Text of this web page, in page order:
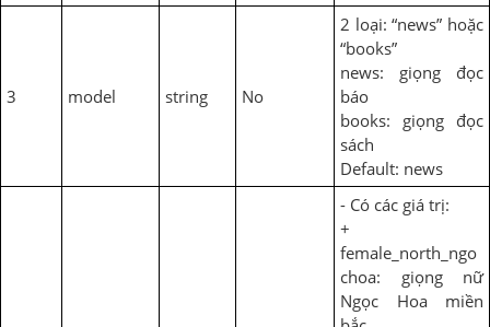
3 model string No
2 loại: “news” hoặc
“books”
news: giọng đọc
báo
books: giọng đọc
sách
Default: news
- Có các giá trị:
+
female_north_ngo
choa: giọng nữ
Ngọc Hoa miền